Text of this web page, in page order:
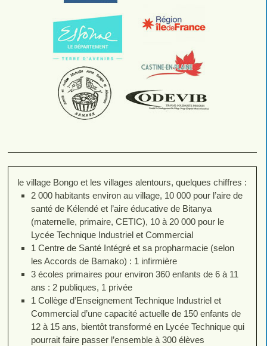
le village Bongo et les villages alentours, quelques chiffres :
2 000 habitants environ au village, 10 000 pour l’aire de
santé de Kélendé et l’aire éducative de Bitanya
(maternelle, primaire, CETIC), 10 à 20 000 pour le
Lycée Technique Industriel et Commercial
1 Centre de Santé Intégré et sa propharmacie (selon
les Accords de Bamako) : 1 infirmière
3 écoles primaires pour environ 360 enfants de 6 à 11
ans : 2 publiques, 1 privée
1 Collège d’Enseignement Technique Industriel et
Commercial d’une capacité actuelle de 150 enfants de
12 à 15 ans, bientôt transformé en Lycée Technique qui
pourrait faire passer l’ensemble à 300 élèves